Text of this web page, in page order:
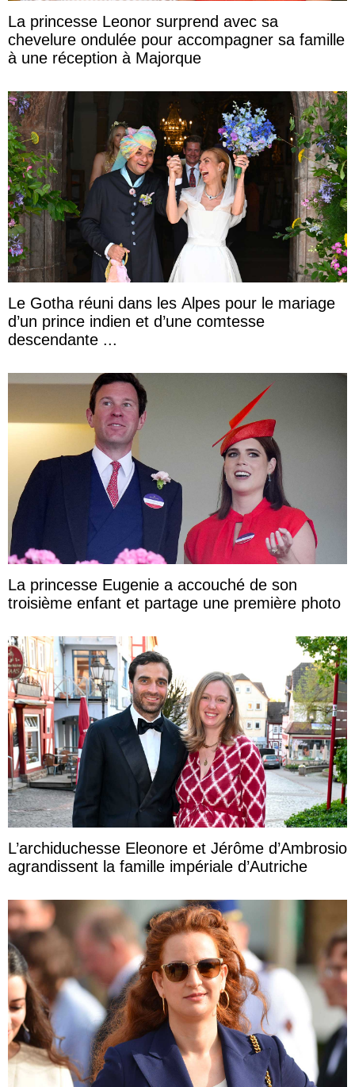
La princesse Leonor surprend avec sa
chevelure ondulée pour accompagner sa famille
à une réception à Majorque
Le Gotha réuni dans les Alpes pour le mariage
d’un prince indien et d’une comtesse
descendante ...
La princesse Eugenie a accouché de son
troisième enfant et partage une première photo
L’archiduchesse Eleonore et Jérôme d’Ambrosio
agrandissent la famille impériale d’Autriche